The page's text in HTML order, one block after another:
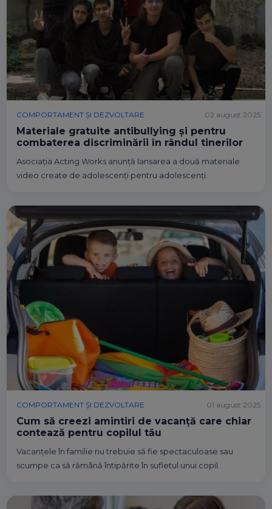
COMPORTAMENT ȘI DEZVOLTARE
Materiale gratuite antibullying și pentru
combaterea discriminării în rândul tinerilor
Asociația Acting Works anunță lansarea a două materiale
video create de adolescenți pentru adolescenți.
02 august 2025
COMPORTAMENT ȘI DEZVOLTARE
Cum să creezi amintiri de vacanță care chiar
contează pentru copilul tău
Vacanțele în familie nu trebuie să fie spectaculoase sau
scumpe ca să rămână întipărite în sufletul unui copil.
01 august 2025